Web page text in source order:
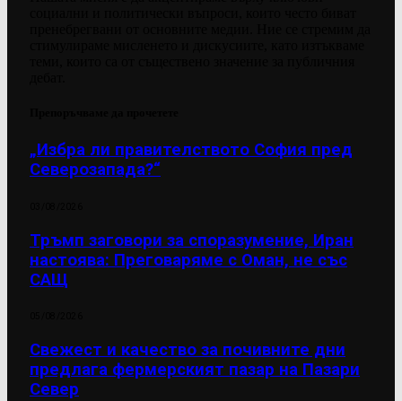
„Избра ли правителството София пред
Северозапада?“
Тръмп заговори за споразумение, Иран
настоява: Преговаряме с Оман, не със
САЩ
Свежест и качество за почивните дни
предлага фермерският пазар на Пазари
Север